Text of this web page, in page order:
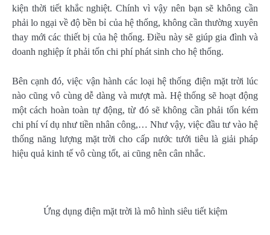
kiện thời tiết khắc nghiệt. Chính vì vậy nên bạn sẽ không cần
phải lo ngại về độ bền bỉ của hệ thống, không cần thường xuyên
thay mới các thiết bị của hệ thống. Điều này sẽ giúp gia đình và
doanh nghiệp ít phải tốn chi phí phát sinh cho hệ thống.
Bên cạnh đó, việc vận hành các loại hệ thống điện mặt trời lúc
nào cũng vô cùng dễ dàng và mượt mà. Hệ thống sẽ hoạt động
một cách hoàn toàn tự động, từ đó sẽ không cần phải tốn kém
chi phí ví dụ như tiền nhân công,… Như vậy, việc đầu tư vào hệ
thống năng lượng mặt trời cho cấp nước tưới tiêu là giải pháp
hiệu quả kinh tế vô cùng tốt, ai cũng nên cân nhắc.
Ứng dụng điện mặt trời là mô hình siêu tiết kiệm